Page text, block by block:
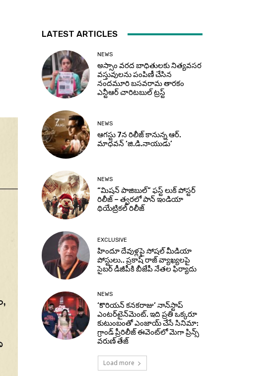
LATEST ARTICLES
NEWS
అస్సాం వరద బాధితులకు నిత్యవసర
వస్తువులను పంపిణీ చేసిన
నందమూరి బసవరామ తారకం
ఎన్టీఆర్ చారిటబుల్ ట్రస్ట్
NEWS
ఆగస్టు 7న రిలీజ్ కానున్న ఆర్‌.
మాధవన్‌ ‘జి.డి.నాయుడు’
NEWS
“మిషన్ పాజిబుల్” ఫస్ట్ లుక్ పోస్టర్
రిలీజ్ – త్వరలో పాన్ ఇండియా
థియేట్రికల్ రిలీజ్
EXCLUSIVE
హిందూ దేవుళ్లపై సోషల్ మీడియా
పోస్టులు.. ప్రకాష్ రాజ్ వ్యాఖ్యలపై
సైబర్ డీజీపీకి బీజేపీ నేతల ఫిర్యాదు
NEWS
‘కొరియన్ కనకరాజు’ నాన్‌స్టాప్
ఎంటర్‌టైన్‌మెంట్. ఇది ప్రతి ఒక్కరూ
కుటుంబంతో ఎంజాయ్ చేసే సినిమా:
గ్రాండ్ ప్రీరిలీజ్ ఈవెంట్‌లో మెగా ప్రిన్స్
వరుణ్ తేజ్
Load more